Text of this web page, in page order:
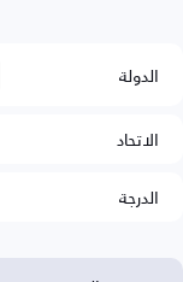
الدولة
الاتحاد
الدرجة